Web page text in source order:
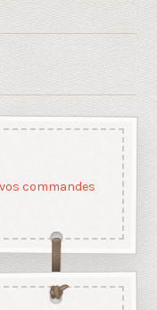
commandes